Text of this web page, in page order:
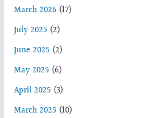
March 2026(17)
July 2025 (2)
June 2025 (2)
May 2025 (6)
April 2025 (3)
March 2025 (10)